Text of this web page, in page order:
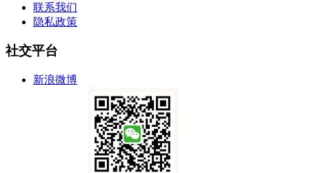
联系我们
隐私政策
社交平台
新浪微博